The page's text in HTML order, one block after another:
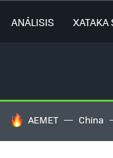
ANÁLISIS XATAKA
HOY SE HABLA DE
AEMET China